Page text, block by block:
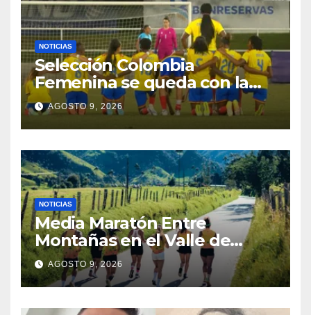
NOTICIAS
Selección Colombia
Femenina se queda con la
plata: dramática derrota ante
México en los Juegos
Centroamericanos y del
Caribe
AGOSTO 9, 2026
NOTICIAS
Media Maratón Entre
Montañas en el Valle de
Cocora: Fechas, rutas y todo
sobre la gran fiesta del
running en Salento
AGOSTO 9, 2026